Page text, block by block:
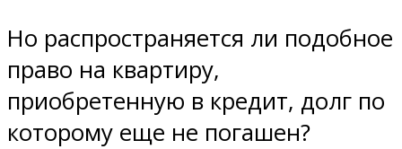
Но распространяется ли подобное
право на квартиру,
приобретенную в кредит, долг по
которому еще не погашен?